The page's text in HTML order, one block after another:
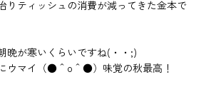
りティッシュの消費が減ってきた金本で
晩が寒いくらいですね(・・;)
ウマイ（●＾o＾●）味覚の秋最高！